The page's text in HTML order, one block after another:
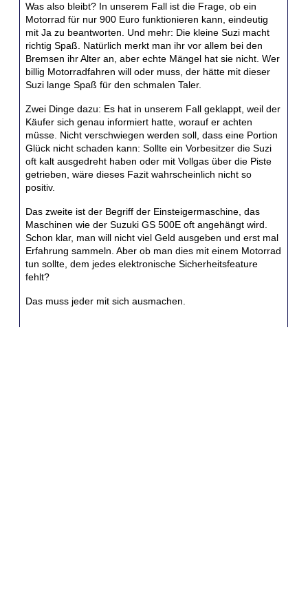
Was also bleibt? In unserem Fall ist die Frage, ob ein
Motorrad für nur 900 Euro funktionieren kann, eindeutig
mit Ja zu beantworten. Und mehr: Die kleine Suzi macht
richtig Spaß. Natürlich merkt man ihr vor allem bei den
Bremsen ihr Alter an, aber echte Mängel hat sie nicht. Wer
billig Motorradfahren will oder muss, der hätte mit dieser
Suzi lange Spaß für den schmalen Taler.
Zwei Dinge dazu: Es hat in unserem Fall geklappt, weil der
Käufer sich genau informiert hatte, worauf er achten
müsse. Nicht verschwiegen werden soll, dass eine Portion
Glück nicht schaden kann: Sollte ein Vorbesitzer die Suzi
oft kalt ausgedreht haben oder mit Vollgas über die Piste
getrieben, wäre dieses Fazit wahrscheinlich nicht so
positiv.
Das zweite ist der Begriff der Einsteigermaschine, das
Maschinen wie der Suzuki GS 500E oft angehängt wird.
Schon klar, man will nicht viel Geld ausgeben und erst mal
Erfahrung sammeln. Aber ob man dies mit einem Motorrad
tun sollte, dem jedes elektronische Sicherheitsfeature
fehlt?
Das muss jeder mit sich ausmachen.